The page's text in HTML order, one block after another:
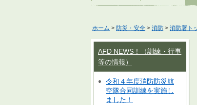
ホーム > 防災・安全 > 消防 > 消防署ト
AFD NEWS！（訓練・行事
等の情報）
令和４年度消防防災航
空隊合同訓練を実施し
ました！